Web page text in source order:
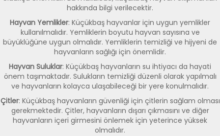
hakkında bilgi verilecektir.
Hayvan Yemlikler: Küçükbaş hayvanlar için uygun yemlikler
kullanılmalıdır. Yemliklerin boyutu hayvan sayısına ve
büyüklüğüne uygun olmalıdır. Yemliklerin temizliği ve hijyeni de
hayvanların sağlığı için önemlidir.
Hayvan Suluklar: Küçükbaş hayvanların su ihtiyacı da hayati
önem taşımaktadır. Sulukların temizliği düzenli olarak yapılmalı
ve hayvanların kolayca ulaşabileceği bir yere konulmalıdır.
Çitler: Küçükbaş hayvanların güvenliği için çitlerin sağlam olması
gerekmektedir. Çitler, hayvanların dışarı çıkmasını ve diğer
hayvanların içeri girmesini önlemek için yeterince yüksek
olmalıdır.